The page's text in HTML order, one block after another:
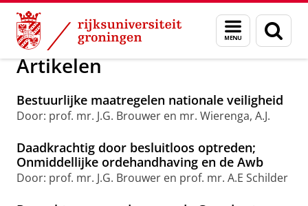
Skip
Content
Skip
Navigation
Menu
en
zoeken
Centrum voor Openbare Orde en
Artikelen
Bestuurlijke maatregelen nationale veiligheid
Door: prof. mr. J.G. Brouwer en mr. Wierenga, A.J.
Daadkrachtig door besluitloos optreden;
Onmiddellijke ordehandhaving en de Awb
Door: prof. mr. J.G. Brouwer en prof. mr. A.E Schilder